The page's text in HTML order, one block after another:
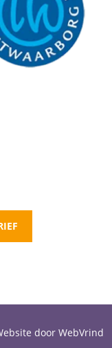
door WebVrind